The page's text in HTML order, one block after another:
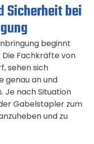
Sicherheit bei
beginnt
Fachkräfte von
sehen sich
genau an und
Je nach Situation
Gabelstapler zum
und zu